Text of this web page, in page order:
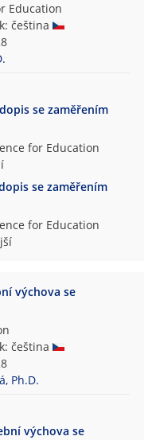
Education
čeština
se zaměřením
for Education
se zaměřením
for Education
výchova se
čeština
Ph.D.
výchova se